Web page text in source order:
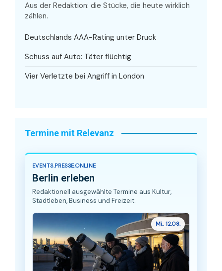
Aus der Redaktion: die Stücke, die heute wirklich
zählen.
Deutschlands AAA-Rating unter Druck
Schuss auf Auto: Täter flüchtig
Vier Verletzte bei Angriff in London
Termine mit Relevanz
EVENTS.PRESSE.ONLINE
Berlin erleben
Redaktionell ausgewählte Termine aus Kultur,
Stadtleben, Business und Freizeit.
Mi., 12.08.